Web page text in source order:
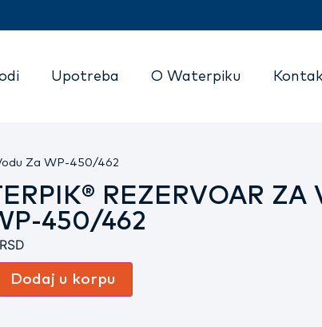
Upotreba O Waterpiku
Za WP-450/462
REZERVOAR ZA
450/462
RSD
Dodaj u korpu